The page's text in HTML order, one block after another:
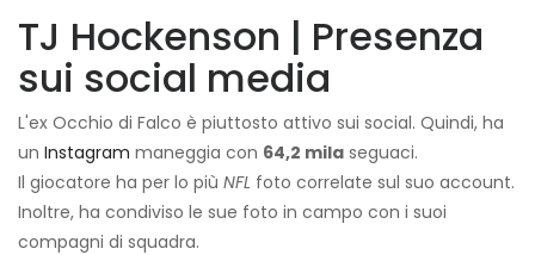
TJ Hockenson | Presenza
sui social media
L'ex Occhio di Falco è piuttosto attivo sui social. Quindi, ha
un Instagram maneggia con 64,2 mila seguaci.
Il giocatore ha per lo più NFL foto correlate sul suo account.
Inoltre, ha condiviso le sue foto in campo con i suoi
compagni di squadra.